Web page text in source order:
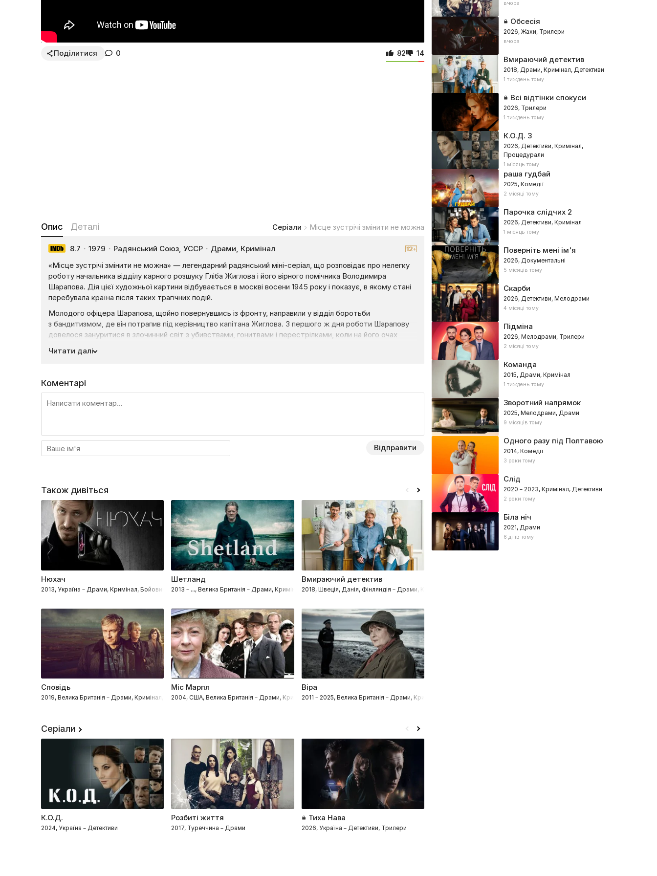
Поділитися 0 82 14
Опис Деталі Серіали Місце зустрічі змінити не можна
8.7 · 1979 · Радянський Союз, УССР · Драми, Кримінал
«Місце зустрічі змінити не можна» — легендарний радянський міні-серіал, що розповідає про нелегку
роботу начальника відділу карного розшуку Гліба Жиглова і його вірного помічника Володимира
Шарапова. Дія цієї художньої картини відбувається в москві восени 1945 року і показує, в якому стані
перебувала країна після таких трагічних подій.
Молодого офіцера Шарапова, щойно повернувшись із фронту, направили у відділ боротьби
з бандитизмом, де він потрапив під керівництво капітана Жиглова. З першого ж дня роботи Шарапову
довелося зануритися в злочинний світ з убивствами, гонитвами і перестрілками, коли на його очах
Це розслідування зіштовхує міліціонерів із головними бандитськими угрупованнями столиці. На службі
з найнебезпечніших ситуацій.
Дивіться телевізійний фільм «Місце зустрічі змінити не можна» на нашому сайті Liveam.TV.
Читати далі
Коментарі
Відправити
вчора
Обсесія
2026, Жахи, Трилери
вчора
Вмираючий детектив
2018, Драми, Кримінал, Детективи
1 тиждень тому
Всі відтінки спокуси
2026, Трилери
1 тиждень тому
К.О.Д. 3
2026, Детективи, Кримінал,
Процедурали
1 місяць тому
раша гудбай
2025, Комедії
2 місяці тому
Парочка слідчих 2
2026, Детективи, Кримінал
1 місяць тому
Поверніть мені ім'я
2026, Документальні
5 місяців тому
Скарби
2026, Детективи, Мелодрами
4 місяці тому
Підміна
2026, Мелодрами, Трилери
2 місяці тому
Команда
2015, Драми, Кримінал
1 тиждень тому
Зворотний напрямок
2025, Мелодрами, Драми
9 місяців тому
Одного разу під Полтавою
2014, Комедії
3 роки тому
Слід
2020 – 2023, Кримінал, Детективи
2 роки тому
Біла ніч
2021, Драми
6 днів тому
Також дивіться
Нюхач
2013, Україна – Драми, Кримінал, Бойовики, Детективи, Процедурали
Шетланд
2013 – …, Велика Британія – Драми, Кримінал, Детективи
Вмираючий детектив
2018, Швеція, Данія, Фінляндія – Драми, Кримінал, Детективи
Сповідь
2019, Велика Британія – Драми, Кримінал, Детективи, Біографія
Міс Марпл
2004, США, Велика Британія – Драми, Кримінал, Детективи
Віра
2011 – 2025, Велика Британія – Драми, Кримінал, Детективи
Серіали
К.О.Д.
2024, Україна – Детективи
Розбиті життя
2017, Туреччина – Драми
Тиха Нава
2026, Україна – Детективи, Трилери